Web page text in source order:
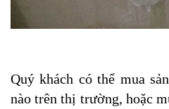
Quý khách có thể mua
nào trên thị trường, hoặc